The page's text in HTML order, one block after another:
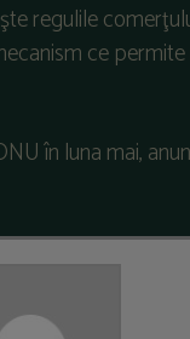
regulile
ce
în luna mai,